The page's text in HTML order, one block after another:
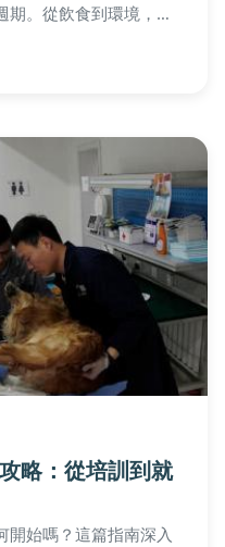
。從飲食到環境，全
訊。
略：從培訓到就
開始嗎？這篇指南深入